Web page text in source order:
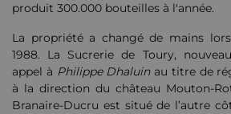
produit 300.000 bouteilles à l'année.
La propriété a changé de mains
1988. La Sucrerie de Toury,
appel à Philippe Dhaluinau titre de
à la direction du château Mouton-
Branaire-Ducru est situé de l’autre